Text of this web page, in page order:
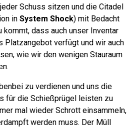
Schuss sitzen und die Citadel
in System Shock) mit Bedacht
kommt, dass auch unser Inventar
Platzangebot verfügt und wir auch
wie wir den wenigen Stauraum
zu verdienen und uns die
für die Schießprügel leisten zu
mal wieder Schrott einsammeln,
werden muss. Der Müll